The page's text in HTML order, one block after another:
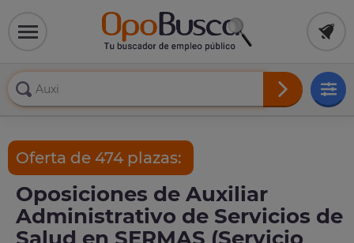
Oferta de 474 plazas:
Oposiciones de Auxiliar
Administrativo de Servicios de